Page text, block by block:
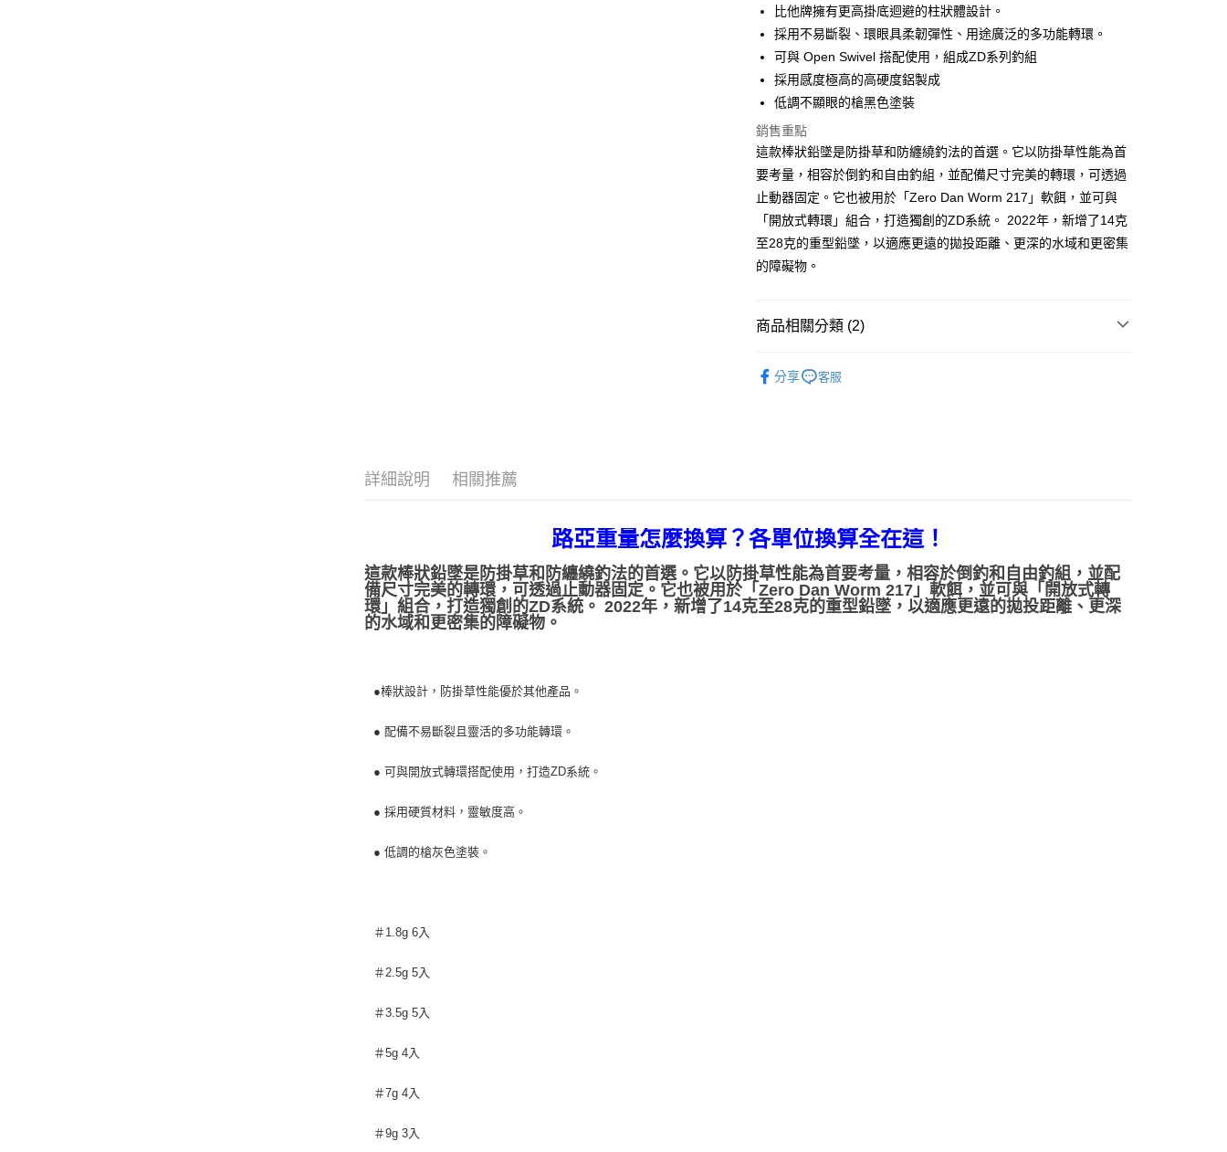
匯豐（台灣）商業銀行
華泰商業銀行
聯邦商業銀行
遠東國際商業銀行
元大商業銀行
永豐商業銀行
台新國際商業銀行
台灣樂天信用卡公司
大哥付你分期
相關說明
【大哥付你分期使用說明】
1.本服務由台灣大哥大提供，台灣大哥大用戶可立即使用無須另外申請。
2.付款方式選擇「大哥付你分期」，訂單成立後會自動跳轉到大哥付的交易
流程，驗證手機門號後，選擇欲分期的期數、繳款截止日，確認付款後即
完成交易。
3.實際核准額度、可分期數及費用金額請依後續交易確認頁面所載為準。
4.訂單成立30分鐘內，如未前往確認交易或遇審核未通過，訂單將自動取
消。如遇「轉專審核」未通過狀況，表示未達大哥付你分期系統評分，恕
無法說明評估內容。
【繳款方式說明】
1.分期款項不併入電信帳單，「大哥付你分期」於每月結算日後寄送繳費提
醒簡訊。
用戶於交易時，得透過本服務購買商品或服務，並由商店將買賣／分期付
AFTEE先享後付
相關說明
【關於「AFTEE先享後付」】
AFTEE先享後付是「在收到商品之後才付款」的支付方式。 讓您購物簡單
便利好安心！
１．簡單：不需註冊會員、不需綁卡、不需儲值。
２．便利：只要手機號碼，簡訊認證，即可結帳。
【「AFTEE先享後付」結帳流程】
３．收到繳費通知簡訊後14天內，點擊此簡訊中的連結，可透過四大超商
絡購買商品的店家。未經商家同意取消之訂單仍視為有效，需透過AFTEE
求債權轉讓予恩沛科技股份有限公司。
２．關於個人資料處理事宜，請瀏覽以下網址：
３．未成年的使用者請事先徵得法定代理人或監護人之同意方可使用
「AFTEE先享後付」，若未經同意申辦者引起之損失，本公司不負相關責
任。
ATM付款
貨到付款
每筆NT$60，滿NT$1,200(含以上)免運費
每筆NT$100，滿NT$2,000(含以上)免運費
離島一般宅配
每筆NT$200，滿NT$2,000(含以上)免運費
比他牌擁有更高掛底迴避的柱狀體設計。
採用不易斷裂、環眼具柔韌彈性、用途廣泛的多功能轉環。
可與 Open Swivel 搭配使用，組成ZD系列釣組
採用感度極高的高硬度鋁製成
低調不顯眼的槍黑色塗裝
銷售重點
這款棒狀鉛墜是防掛草和防纏繞釣法的首選。它以防掛草性能為首
要考量，相容於倒釣和自由釣組，並配備尺寸完美的轉環，可透過
止動器固定。它也被用於「Zero Dan Worm 217」軟餌，並可與
「開放式轉環」組合，打造獨創的ZD系統。 2022年，新增了14克
至28克的重型鉛墜，以適應更遠的拋投距離、更深的水域和更密集
的障礙物。
商品相關分類 (2)
分享 客服
詳細說明 相關推薦
路亞重量怎麼換算？各單位換算全在這！
這款棒狀鉛墜是防掛草和防纏繞釣法的首選。它以防掛草性能為首要考量，相容於倒釣和自由釣組，並配
備尺寸完美的轉環，可透過止動器固定。它也被用於「Zero Dan Worm 217」軟餌，並可與「開放式轉
環」組合，打造獨創的ZD系統。 2022年，新增了14克至28克的重型鉛墜，以適應更遠的拋投距離、更深
的水域和更密集的障礙物。
●棒狀設計，防掛草性能優於其他產品。
● 配備不易斷裂且靈活的多功能轉環。
● 可與開放式轉環搭配使用，打造ZD系統。
● 採用硬質材料，靈敏度高。
● 低調的槍灰色塗裝。
＃1.8g 6入
＃2.5g 5入
＃3.5g 5入
＃5g 4入
＃7g 4入
＃9g 3入